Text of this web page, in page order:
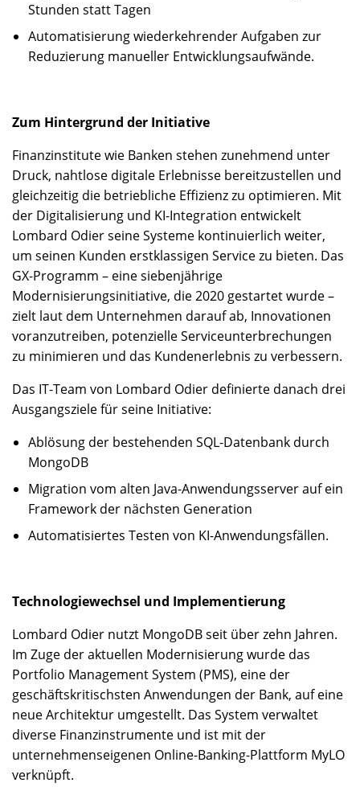
Stunden statt Tagen
Automatisierung wiederkehrender Aufgaben zur
Reduzierung manueller Entwicklungsaufwände.
Zum Hintergrund der Initiative
Finanzinstitute wie Banken stehen zunehmend unter
Druck, nahtlose digitale Erlebnisse bereitzustellen und
gleichzeitig die betriebliche Effizienz zu optimieren. Mit
der Digitalisierung und KI-Integration entwickelt
Lombard Odier seine Systeme kontinuierlich weiter,
um seinen Kunden erstklassigen Service zu bieten. Das
GX-Programm – eine siebenjährige
Modernisierungsinitiative, die 2020 gestartet wurde –
zielt laut dem Unternehmen darauf ab, Innovationen
voranzutreiben, potenzielle Serviceunterbrechungen
zu minimieren und das Kundenerlebnis zu verbessern.
Das IT-Team von Lombard Odier definierte danach drei
Ausgangsziele für seine Initiative:
Ablösung der bestehenden SQL-Datenbank durch
MongoDB
Migration vom alten Java-Anwendungsserver auf ein
Framework der nächsten Generation
Automatisiertes Testen von KI-Anwendungsfällen.
Technologiewechsel und Implementierung
Lombard Odier nutzt MongoDB seit über zehn Jahren.
Im Zuge der aktuellen Modernisierung wurde das
Portfolio Management System (PMS), eine der
geschäftskritischsten Anwendungen der Bank, auf eine
neue Architektur umgestellt. Das System verwaltet
diverse Finanzinstrumente und ist mit der
unternehmenseigenen Online-Banking-Plattform MyLO
verknüpft.